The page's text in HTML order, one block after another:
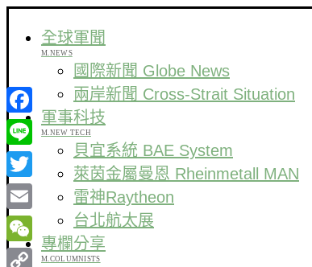
全球軍聞
M.NEWS
國際新聞 Globe News
兩岸新聞 Cross-Strait Situation
軍事科技
M.NEW TECH
貝宜系統 BAE System
萊茵金屬曼恩 Rheinmetall MAN
雷神Raytheon
台北航太展
專欄分享
M.COLUMNISTS
Facebook
Line
Twitter
Email
WeChat